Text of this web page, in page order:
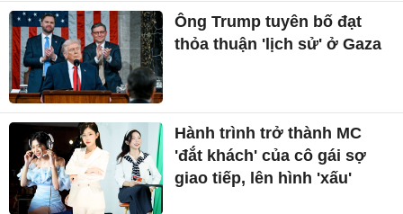
Ông Trump tuyên bố đạt
thỏa thuận 'lịch sử' ở Gaza
Hành trình trở thành MC
'đắt khách' của cô gái sợ
giao tiếp, lên hình 'xấu'